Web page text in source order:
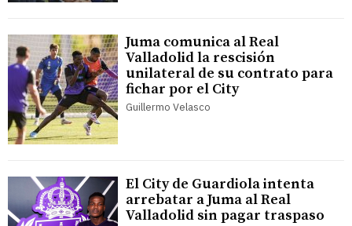
Juma comunica al Real
Valladolid la rescisión
unilateral de su contrato para
fichar por el City
Guillermo Velasco
El City de Guardiola intenta
arrebatar a Juma al Real
Valladolid sin pagar traspaso